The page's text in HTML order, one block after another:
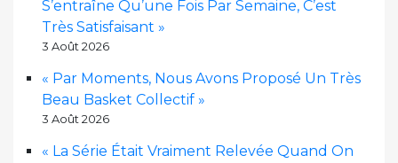
S’entraîne Qu’une Fois Par Semaine, C’est
Très Satisfaisant »
3 Août 2026
« Par Moments, Nous Avons Proposé Un Très
Beau Basket Collectif »
3 Août 2026
« La Série Était Vraiment Relevée Quand On